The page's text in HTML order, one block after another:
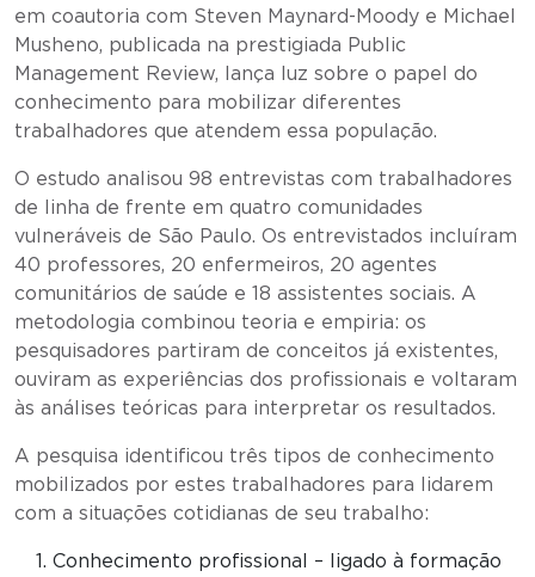
em coautoria com Steven Maynard-Moody e Michael
Musheno, publicada na prestigiada Public
Management Review, lança luz sobre o papel do
conhecimento para mobilizar diferentes
trabalhadores que atendem essa população.
O estudo analisou 98 entrevistas com trabalhadores
de linha de frente em quatro comunidades
vulneráveis de São Paulo. Os entrevistados incluíram
40 professores, 20 enfermeiros, 20 agentes
comunitários de saúde e 18 assistentes sociais. A
metodologia combinou teoria e empiria: os
pesquisadores partiram de conceitos já existentes,
ouviram as experiências dos profissionais e voltaram
às análises teóricas para interpretar os resultados.
A pesquisa identificou três tipos de conhecimento
mobilizados por estes trabalhadores para lidarem
com a situações cotidianas de seu trabalho:
Conhecimento profissional – ligado à formação